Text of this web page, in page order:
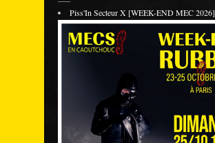
Piss'In Secteur X [WEEK-END MEC 2026]